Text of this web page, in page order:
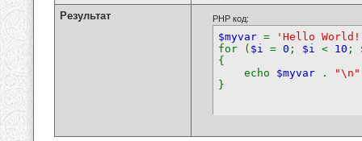
Результат
PHP код:
$myvar =
'Hello
for ( $i = 0 ; $i < 10 ;
{
echo $myvar . "\n"
}